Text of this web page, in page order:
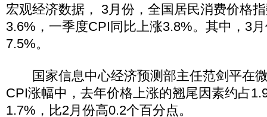
宏观经济数据， 3月份，全国居民消费价格
3.6%，一季度CPI同比上涨3.8%。其中，3
7.5%。
国家信息中心经济预测部主任范剑平在
CPI涨幅中，去年价格上涨的翘尾因素约占
1.7%，比2月份高0.2个百分点。